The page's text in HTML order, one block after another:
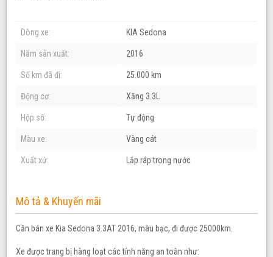
Dòng xe: KIA Sedona
Năm sản xuất: 2016
Số km đã đi: 25.000 km
Động cơ: Xăng 3.3L
Hộp số: Tự động
Màu xe: Vàng cát
Xuất xứ: Lắp ráp trong nước
Mô tả & Khuyến mãi
Cần bán xe Kia Sedona 3.3AT 2016, màu bạc, đi được 25000km.
Xe được trang bị hàng loạt các tính năng an toàn như: